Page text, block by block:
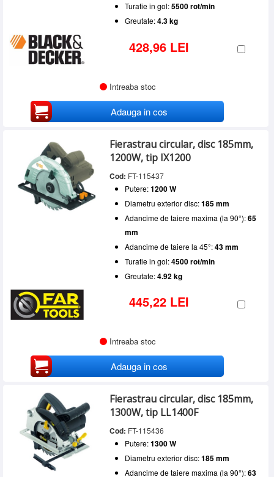
Turatie in gol:5500 rot/min
Greutate:4.3 kg
428,96 LEI
Intreaba stoc
Adauga in cos
Fierastrau circular, disc 185mm,
1200W, tip IX1200
Cod: FT-115437
Putere:1200 W
Diametru exterior disc:185 mm
Adancime de taiere maxima (la 90°):65
mm
Adancime de taiere la 45°:43 mm
Turatie in gol:4500 rot/min
Greutate:4.92 kg
445,22 LEI
Intreaba stoc
Adauga in cos
Fierastrau circular, disc 185mm,
1300W, tip LL1400F
Cod: FT-115436
Putere:1300 W
Diametru exterior disc:185 mm
Adancime de taiere maxima (la 90°):63